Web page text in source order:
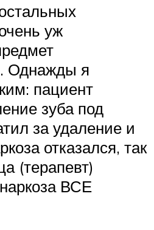
уж
Однажды я
пациент
зуба под
за удаление и
отказался, так
(терапевт)
ВСЕ